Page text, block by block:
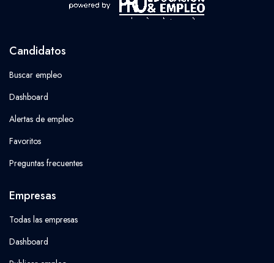
Candidatos
Buscar empleo
Dashboard
Alertas de empleo
Favoritos
Preguntas frecuentes
Empresas
Todas las empresas
Dashboard